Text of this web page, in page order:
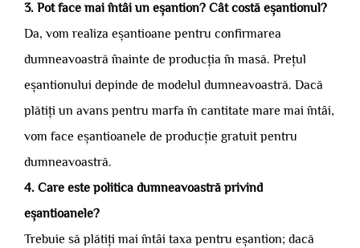
3. Pot face mai întâi un eșantion? Cât costă eșantionul?
Da, vom realiza eșantioane pentru confirmarea
dumneavoastră înainte de producția în masă. Prețul
eșantionului depinde de modelul dumneavoastră. Dacă
plătiți un avans pentru marfa în cantitate mare mai întâi,
vom face eșantioanele de producție gratuit pentru
dumneavoastră.
4. Care este politica dumneavoastră privind
eșantioanele?
Trebuie să plătiți mai întâi taxa pentru eșantion; dacă